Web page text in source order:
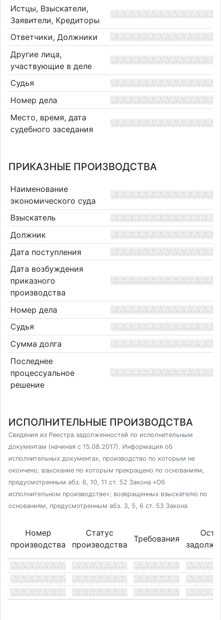
Истцы, Взыскатели,
Заявители, Кредиторы
Ответчики, Должники
Другие лица,
участвующие в деле
Судья
Номер дела
Место, время, дата
судебного заседания
ПРИКАЗНЫЕ ПРОИЗВОДСТВА
Наименование
экономического суда
Взыскатель
Должник
Дата поступления
Дата возбуждения
приказного
производства
Номер дела
Судья
Сумма долга
Последнее
процессуальное
решение
ИСПОЛНИТЕЛЬНЫЕ ПРОИЗВОДСТВА
Сведения из Реестра задолженностей по исполнительным
документам (начиная с 15.08.2017). Информация об
исполнительных документах, производство по которым не
окончено; взыскание по которым прекращено по основаниям,
предусмотренным абз. 6, 10, 11 ст. 52 Закона «Об
исполнительном производстве»; возвращенных взыскателю по
основаниям, предусмотренным абз. 3, 5, 6 ст. 53 Закона
Номер
производства
Статус
производства
Требования